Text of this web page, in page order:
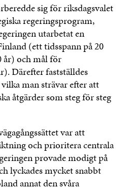
sig för riksdagsvalet
regeringsprogram,
utarbetat en
(ett tidsspann på 20
år) och mål för
Därefter fastställdes
man strävar efter att
åtgärder som steg för steg
var att
och prioritera centrala
provade modigt på
lyckades mycket snabbt
annat den svåra